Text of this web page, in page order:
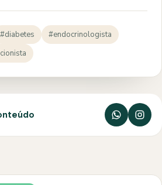
#diabetes
#endocrinologista